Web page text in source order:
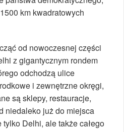
km kwadratowych
od nowoczesnej części
z gigantycznym rondem
odchodzą ulice
i zewnętrzne okręgi,
są sklepy, restauracje,
niedaleko już do miejsca
Delhi, ale także całego